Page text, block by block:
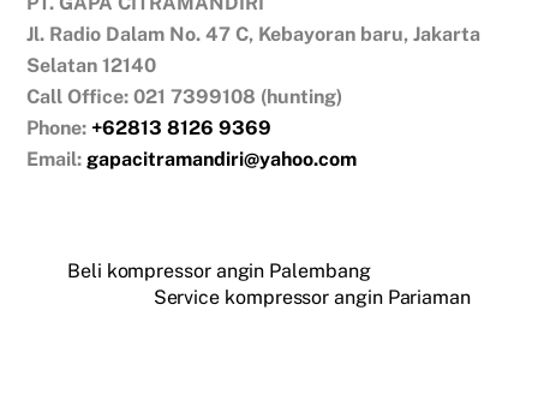
Jl. Radio Dalam No. 47 C, Kebayoran baru, Jakarta
Selatan 12140
Call Office: 021 7399108 (hunting)
Phone: +62813 8126 9369
Email: gapacitramandiri@yahoo.com
Beli kompressor angin Palembang
Service kompressor angin Pariaman